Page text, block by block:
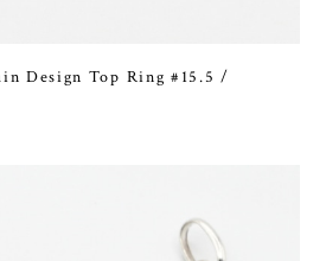
Design Top Ring #15.5 /